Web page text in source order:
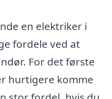
en elektriker i
fordele ved at
For det første
hurtigere komme